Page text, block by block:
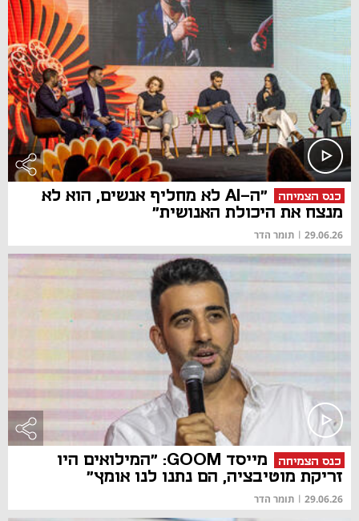
כנס הצמיחה
"ה-AI לא מחליף אנשים, הוא לא
מנצח את היכולת האנושית"
29.06.26
| תומר הדר
כנס הצמיחה
מייסד GOOM: "המילואים היו
זריקת מוטיבציה, הם נתנו לנו אומץ"
29.06.26
| תומר הדר